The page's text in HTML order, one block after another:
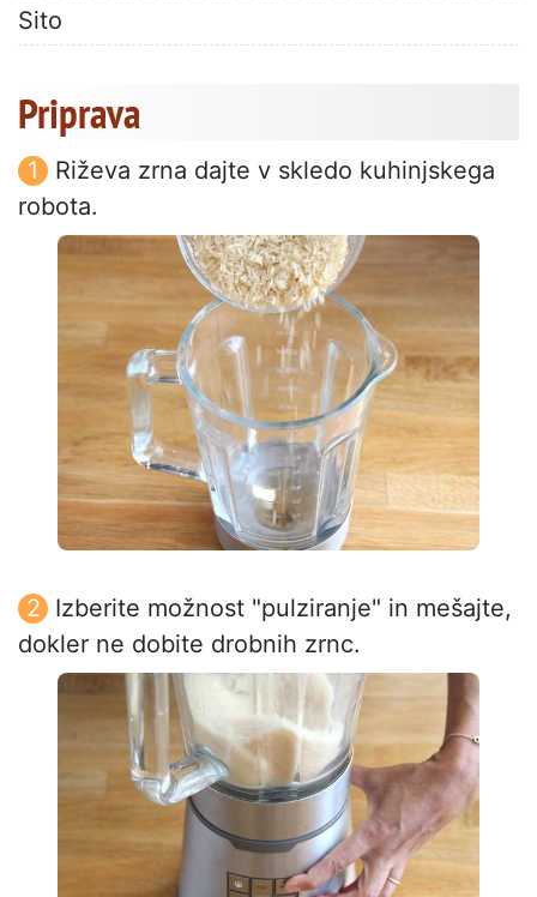
Sito
Priprava
Riževa zrna dajte v skledo kuhinjskega
robota.
Izberite možnost "pulziranje" in mešajte,
dokler ne dobite drobnih zrnc.